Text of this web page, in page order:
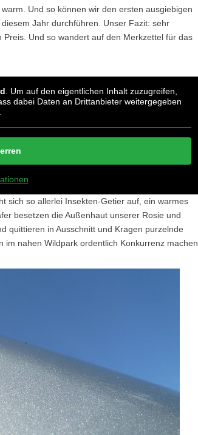
Und so können wir den ersten ausgiebigen
Jahr durchführen. Unser Fazit: sehr
Und so wandert auf den Merkzettel für das
. Um auf den eigentlichen Inhalt zuzugreifen,
dabei Daten an Drittanbieter weitergegeben
sich so allerlei Insekten-Getier auf, ein warmes
besetzen die Außenhaut unserer Rosie und
quittieren in Ausschnitt und Kragen purzelnde
nahen Wildpark ordentlich Konkurrenz machen.